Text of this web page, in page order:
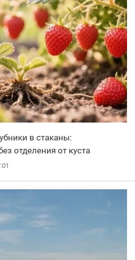
в стаканы:
отделения от куста